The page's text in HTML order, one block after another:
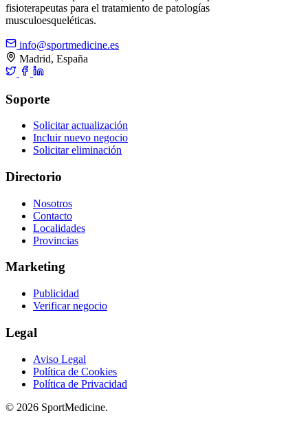
fisioterapeutas para el tratamiento de patologías
musculoesqueléticas.
info@sportmedicine.es
Madrid, España
Soporte
Solicitar actualización
Incluir nuevo negocio
Solicitar eliminación
Directorio
Nosotros
Contacto
Localidades
Provincias
Marketing
Publicidad
Verificar negocio
Legal
Aviso Legal
Política de Cookies
Política de Privacidad
© 2026 SportMedicine.